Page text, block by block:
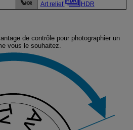
Art relief HDR
de contrôle pour photographier un
vous le souhaitez.